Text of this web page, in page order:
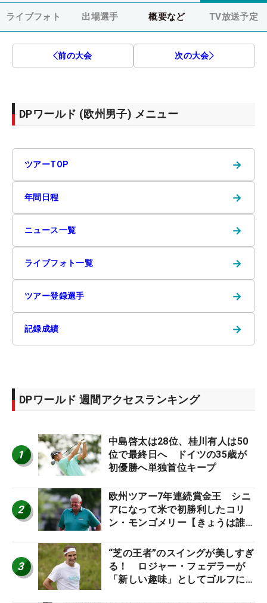
ライブフォト 出場選手 概要など TV放送予定
前の大会 次の大会
DPワールド (欧州男子) メニュー
ツアーTOP →
年間日程 →
ニュース一覧 →
ライブフォト一覧 →
ツアー登録選手 →
記録成績 →
DPワールド 週間アクセスランキング
1
中島啓太は28位、桂川有人は50
位で最終日へ ドイツの35歳が
初優勝へ単独首位キープ
2
欧州ツアー7年連続賞金王 シニ
アになって米で初勝利したコリ
ン・モンゴメリー【きょうは誰の
3
“芝の王者”のスイングが美しすぎ
る！ ロジャー・フェデラーが
「新しい趣味」としてゴルフに挑